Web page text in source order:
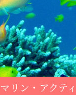
マリン・アクテ